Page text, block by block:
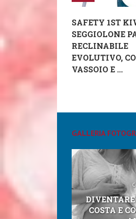
SAFETY 1ST
SEGGIOLONE
RECLINABILE
EVOLUTIVO,
VASSOIO E ...
GALLERIA
COSTA E